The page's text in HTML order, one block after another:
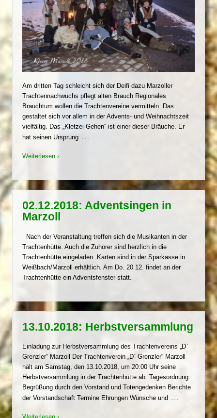
Am dritten Tag schleicht sich der Deifi dazu Marzoller
Trachtennachwuchs pflegt alten Brauch Regionales
Brauchtum wollen die Trachtenvereine vermitteln. Das
gestaltet sich vor allem in der Advents- und Weihnachtszeit
vielfältig. Das „Kletzei-Gehen“ ist einer dieser Bräuche. Er
hat seinen Ursprung …
Weiterlesen ›
02.12.2018: Adventsingen in
Marzoll
Nach der Veranstaltung treffen sich die Musikanten in der
Trachtenhütte. Auch die Zuhörer sind herzlich in die
Trachtenhütte eingeladen. Karten sind in der Sparkasse in
Weißbach/Marzoll erhältlich. Am Do. 20.12. findet an der
Trachtenhütte ein Adventsfenster statt.
13.10.2018: Herbstversammlung
Einladung zur Herbstversammlung des Trachtenvereins „D`
Grenzler“ Marzoll Der Trachtenverein „D` Grenzler“ Marzoll
hält am Samstag, den 13.10.2018, um 20:00 Uhr seine
Herbstversammlung in der Trachtenhütte ab. Tagesordnung:
Begrüßung durch den Vorstand und Totengedenken Berichte
der Vorstandschaft Termine Ehrungen Wünsche und …